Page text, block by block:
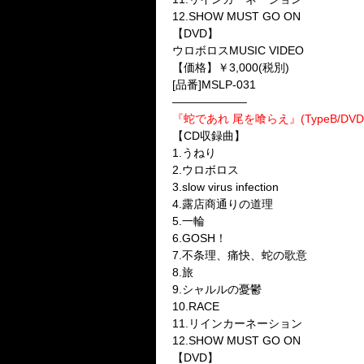
12.SHOW MUST GO ON
【DVD】
ウロボロスMUSIC VIDEO
【価格】￥3,000(税別)
[品番]MSLP-031
——————–
『蛇であれ 尾を喰らえ』(TypeB/
【CD収録曲】
1.うねり
2.ウロボロス
3.slow virus infection
4.露店商通りの道理
5.一輪
6.GOSH！
7.不条理、痛快、蛇の歌意
8.旅
9.シャルルの憂鬱
10.RACE
11.リインカーネーション
12.SHOW MUST GO ON
【DVD】